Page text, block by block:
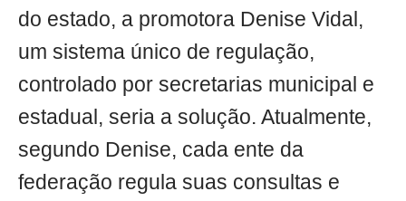
do estado, a promotora Denise Vidal,
um sistema único de regulação,
controlado por secretarias municipal e
estadual, seria a solução. Atualmente,
segundo Denise, cada ente da
federação regula suas consultas e